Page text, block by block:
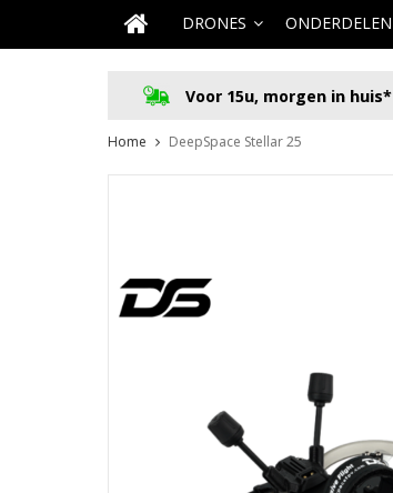
DRONES ONDERDELEN
Voor 15u, morgen in huis*
Home DeepSpace Stellar 25